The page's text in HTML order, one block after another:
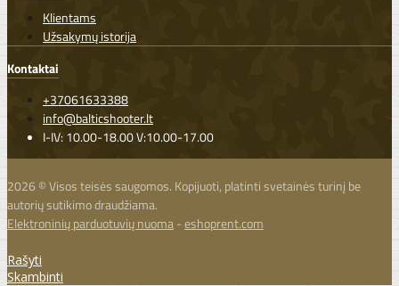
Klientams
Užsakymų istorija
Kontaktai
+37061633388
info@balticshooter.lt
I-IV: 10.00-18.00 V:10.00-17.00
2026 © Visos teisės saugomos. Kopijuoti, platinti svetainės turinį be
autorių sutikimo draudžiama.
Elektroninių parduotuvių nuoma-eshoprent.com
Rašyti
Skambinti